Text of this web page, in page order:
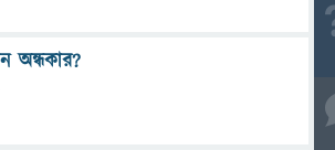
অন্ধকার?